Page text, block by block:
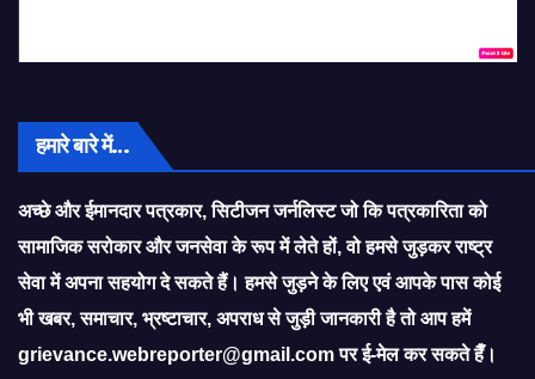
हमारे बारे में…
अच्छे और ईमानदार पत्रकार, सिटीजन जर्नलिस्ट जो कि पत्रकारिता को
सामाजिक सरोकार और जनसेवा के रूप में लेते हों, वो हमसे जुड़कर राष्ट्र
सेवा में अपना सहयोग दे सकते हैं। हमसे जुड़ने के लिए एवं आपके पास कोई
भी खबर, समाचार, भ्रष्टाचार, अपराध से जुड़ी जानकारी है तो आप हमें
grievance.webreporter@gmail.comपर ई-मेल कर सकते हैँ।